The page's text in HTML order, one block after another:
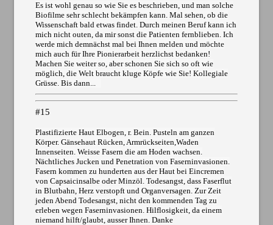
Es ist wohl genau so wie Sie es beschrieben, und man solche
Biofilme sehr schlecht bekämpfen kann. Mal sehen, ob die
Wissenschaft bald etwas findet. Durch meinen Beruf kann ich
mich nicht outen, da mir sonst die Patienten fernblieben. Ich
werde mich demnächst mal bei Ihnen melden und möchte
mich auch für Ihre Pionierarbeit herzlichst bedanken!
Machen Sie weiter so, aber schonen Sie sich so oft wie
möglich, die Welt braucht kluge Köpfe wie Sie! Kollegiale
Grüsse. Bis dann...
#15
Plastifizierte Haut Elbogen, r. Bein. Pusteln am ganzen
Körper. Gänsehaut Rücken, Armrückseiten,Waden
Innenseiten. Weisse Fasern die am Hoden wachsen.
Nächtliches Jucken und Penetration von Faserninvasionen.
Fasern kommen zu hunderten aus der Haut bei Eincremen
von Capsaicinsalbe oder Minzöl. Todesangst, dass Faserflut
in Blutbahn, Herz verstopft und Organversagen. Zur Zeit
jeden Abend Todesangst, nicht den kommenden Tag zu
erleben wegen Faserninvasionen. Hilflosigkeit, da einem
niemand hilft/glaubt, ausser Ihnen. Danke